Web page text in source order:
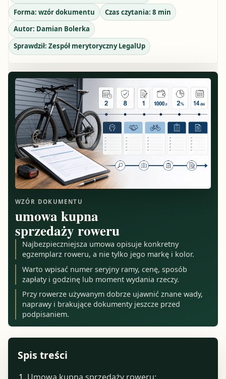
Forma: wzór dokumentu Czas czytania: 8 min
Autor: Damian Bolerka
Sprawdził: Zespół merytoryczny LegalUp
WZÓR DOKUMENTU
umowa kupna
sprzedaży roweru
Najbezpieczniejsza umowa opisuje konkretny
egzemplarz roweru, a nie tylko jego markę i kolor.
Warto wpisać numer seryjny ramy, cenę, sposób
zapłaty i godzinę lub moment wydania rzeczy.
Przy rowerze używanym dobrze ujawnić znane wady,
naprawy i brakujące dokumenty jeszcze przed
podpisaniem.
Spis treści